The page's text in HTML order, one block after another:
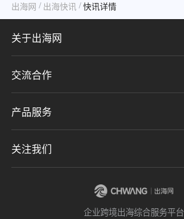
出海网 / 出海快讯 / 快讯详情
关于出海网
关于我们
加入我们
隐私协议
交流合作
联系我们
意见反馈
产品服务
CHWE全球跨境电商展
关注我们
企业跨境出海综合服务平台